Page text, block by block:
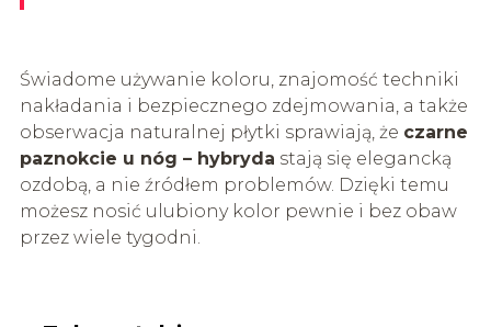
Świadome używanie koloru, znajomość techniki
nakładania i bezpiecznego zdejmowania, a także
obserwacja naturalnej płytki sprawiają, że czarne
paznokcie u nóg – hybryda stają się elegancką
ozdobą, a nie źródłem problemów. Dzięki temu
możesz nosić ulubiony kolor pewnie i bez obaw
przez wiele tygodni.